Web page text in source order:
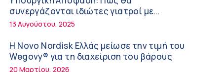
Διακοπές με ασφάλεια
6:20 πμ
Ειρήνη Ζίγκιρη (Ερρίκος Ντυνάν): H θερμική
καταπόνηση στους ηλικιωμένους
εργαζόμενους
6:11 πμ
συνεργάζονται ιδιώτες γιατροί με
νοσοκομεία του δημοσίου συστήματος
13 Αυγούστου, 2025
Η Novo Nordisk Ελλάς μείωσε την τιμή του
Wegovy® για τη διαχείριση του βάρους
20 Μαρτίου, 2026